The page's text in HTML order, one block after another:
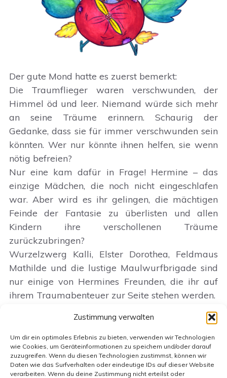
Zustimmung verwalten
Um dir ein optimales Erlebnis zu bieten, verwenden wir Technologien
wie Cookies, um Geräteinformationen zu speichern und/oder darauf
zuzugreifen. Wenn du diesen Technologien zustimmst, können wir
Daten wie das Surfverhalten oder eindeutige IDs auf dieser Website
verarbeiten. Wenn du deine Zustimmung nicht erteilst oder
Der gute Mond hatte es zuerst bemerkt:
Die Traumflieger waren verschwunden, der
Himmel öd und leer. Niemand würde sich mehr
an seine Träume erinnern. Schaurig der
Gedanke, dass sie für immer verschwunden sein
könnten. Wer nur könnte ihnen helfen, sie wenn
nötig befreien?
Nur eine kam dafür in Frage! Hermine – das
einzige Mädchen, die noch nicht eingeschlafen
war. Aber wird es ihr gelingen, die mächtigen
Feinde der Fantasie zu überlisten und allen
Kindern ihre verschollenen Träume
zurückzubringen?
Wurzelzwerg Kalli, Elster Dorothea, Feldmaus
Mathilde und die lustige Maulwurfbrigade sind
nur einige von Hermines Freunden, die ihr auf
ihrem Traumabenteuer zur Seite stehen werden.
Aufführungen